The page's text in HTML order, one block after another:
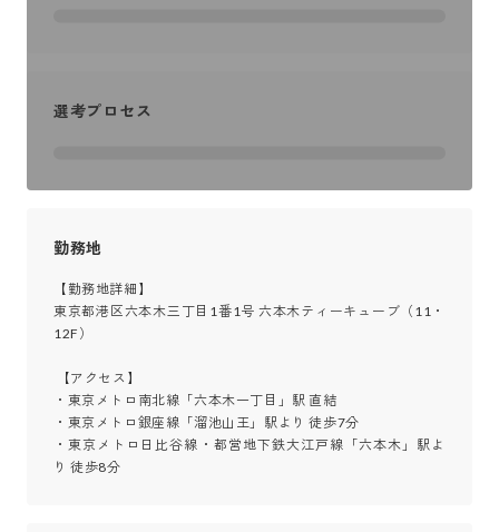
選考プロセス
勤務地
【勤務地詳細】
東京都港区六本木三丁目1番1号 六本木ティーキューブ（11・
12F）
・東京メトロ南北線「六本木一丁目」駅 直結
・東京メトロ銀座線「溜池山王」駅より 徒歩7分
・東京メトロ日比谷線・都営地下鉄大江戸線「六本木」駅よ
り 徒歩8分